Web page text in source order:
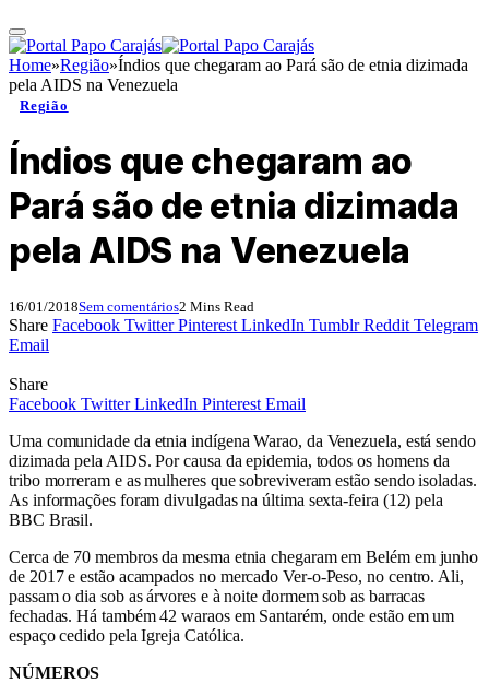
Home»Região»Índios que chegaram ao Pará são de etnia dizimada
pela AIDS na Venezuela
Região
Índios que chegaram ao
Pará são de etnia dizimada
pela AIDS na Venezuela
16/01/2018Sem comentários2 Mins Read
Share Facebook Twitter Pinterest LinkedIn Tumblr Reddit Telegram
Email
Share
Facebook Twitter LinkedIn Pinterest Email
Uma comunidade da etnia indígena Warao, da Venezuela, está sendo
dizimada pela AIDS. Por causa da epidemia, todos os homens da
tribo morreram e as mulheres que sobreviveram estão sendo isoladas.
As informações foram divulgadas na última sexta-feira (12) pela
BBC Brasil.
Cerca de 70 membros da mesma etnia chegaram em Belém em junho
de 2017 e estão acampados no mercado Ver-o-Peso, no centro. Ali,
passam o dia sob as árvores e à noite dormem sob as barracas
fechadas. Há também 42 waraos em Santarém, onde estão em um
espaço cedido pela Igreja Católica.
NÚMEROS